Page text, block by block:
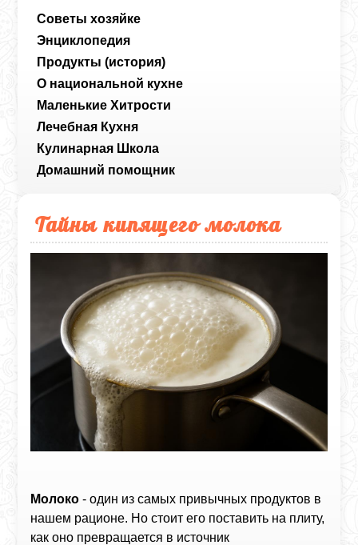
Советы хозяйке
Энциклопедия
Продукты (история)
О национальной кухне
Маленькие Хитрости
Лечебная Кухня
Кулинарная Школа
Домашний помощник
Тайны кипящего молока
Молоко - один из самых привычных продуктов в
нашем рационе. Но стоит его поставить на плиту,
как оно превращается в источник